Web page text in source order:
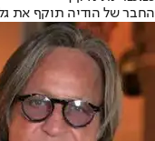
החבר של הודיה תוקף את